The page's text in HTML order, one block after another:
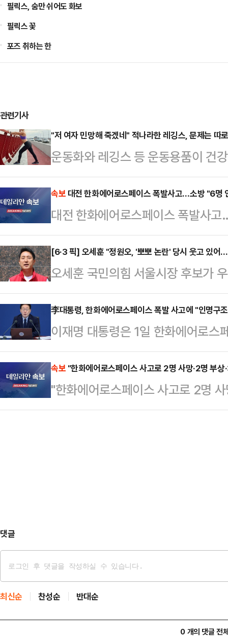
필릭스, 숨만 쉬어도 화보
필릭스 꽃
포즈 취하는 한
관련기사
"저 여자 민망해 죽겠네" 적나라한 레깅스, 문제는 따
운동화와 레깅스 등 운동용품이 건
다.16일 관련업계에 따르면 영국
전문가인 니콜 딘은 최근 데일리메
만 운동할 때 착용하는 옷과 신발이
어 "운동용품을 만들 때 흔히 사용
소재의 옷을 세탁하고 입을 때마다
말했다.입자가 매우 작은 미세플라
통해 여러 장기에 …
속보대전 한화에어로스페이스 폭발사고…소방 "6명
대전 한화에어로스페이스 폭발사
[6·3 픽] 오세훈 "정원오, '뽀뽀 논란' 당시 웃고 있어
오세훈 국민의힘 서울시장 후보가
이른바 '아기 뽀뽀 강요' 논란에 대
보는 그냥 웃고 있었다"고 지적했
기자들과 만나 "문제의식이 있었다
황이었음에도 불구하고 전혀 제재
기간이 굉장히 짧은 것 같지만 후보
간"이라면서 "이번에 불거진 '뽀뽀
이 드러난 것"이…
李대통령, 한화에어로스페이스 폭발 사고에 "인명구
이재명 대통령은 1일 한화에어로스
관련해 "인명 구조와 사고 수습에
했다.이 대통령은 이날 사고 상황을
와대 수석대변인이 전했다.이 대통
후 재발 방지 대책도 마련하라"고
속보 "한화에어로스페이스 사고로 2명 사망·2명 부상
"한화에어로스페이스 사고로 2명
댓글
최신순 찬성순 반대순
0 개의 댓글 전